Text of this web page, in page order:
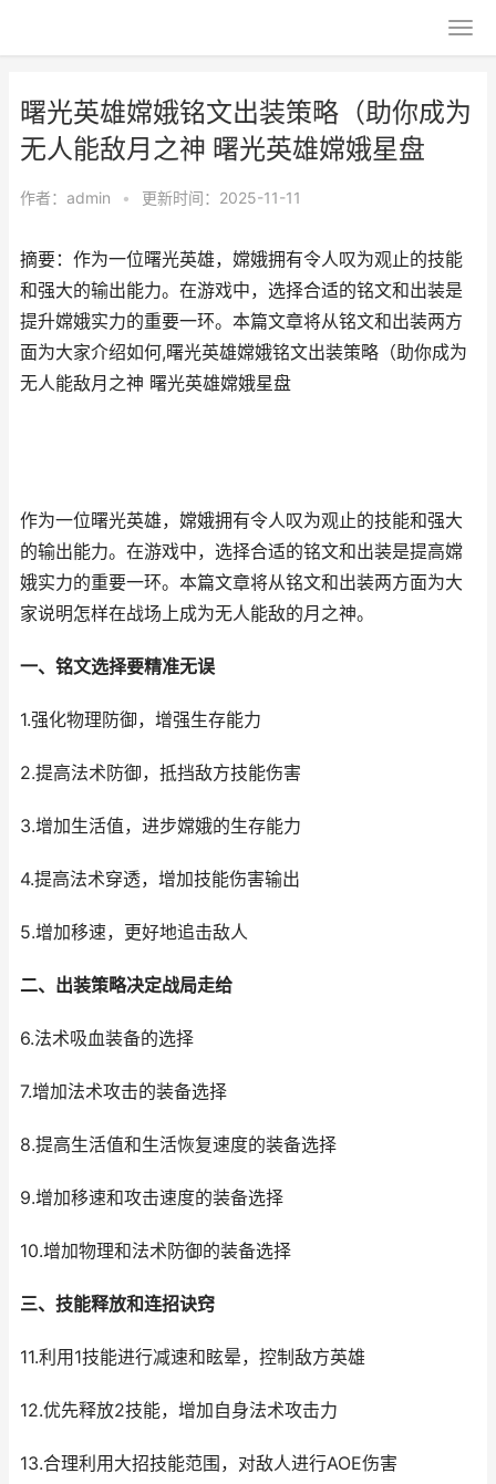
曙光英雄嫦娥铭文出装策略（助你成为
无人能敌月之神 曙光英雄嫦娥星盘
作者： admin • 更新时间：2025-11-11
摘要：作为一位曙光英雄，嫦娥拥有令人叹为观止的技能
和强大的输出能力。在游戏中，选择合适的铭文和出装是
提升嫦娥实力的重要一环。本篇文章将从铭文和出装两方
面为大家介绍如何,曙光英雄嫦娥铭文出装策略（助你成为
无人能敌月之神 曙光英雄嫦娥星盘
作为一位曙光英雄，嫦娥拥有令人叹为观止的技能和强大
的输出能力。在游戏中，选择合适的铭文和出装是提高嫦
娥实力的重要一环。本篇文章将从铭文和出装两方面为大
家说明怎样在战场上成为无人能敌的月之神。
一、铭文选择要精准无误
1.强化物理防御，增强生存能力
2.提高法术防御，抵挡敌方技能伤害
3.增加生活值，进步嫦娥的生存能力
4.提高法术穿透，增加技能伤害输出
5.增加移速，更好地追击敌人
二、出装策略决定战局走给
6.法术吸血装备的选择
7.增加法术攻击的装备选择
8.提高生活值和生活恢复速度的装备选择
9.增加移速和攻击速度的装备选择
10.增加物理和法术防御的装备选择
三、技能释放和连招诀窍
11.利用1技能进行减速和眩晕，控制敌方英雄
12.优先释放2技能，增加自身法术攻击力
13.合理利用大招技能范围，对敌人进行AOE伤害